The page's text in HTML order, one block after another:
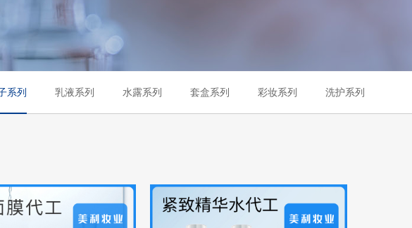
系列 乳液系列 水露系列 套盒系列 彩妆系列 洗护系列